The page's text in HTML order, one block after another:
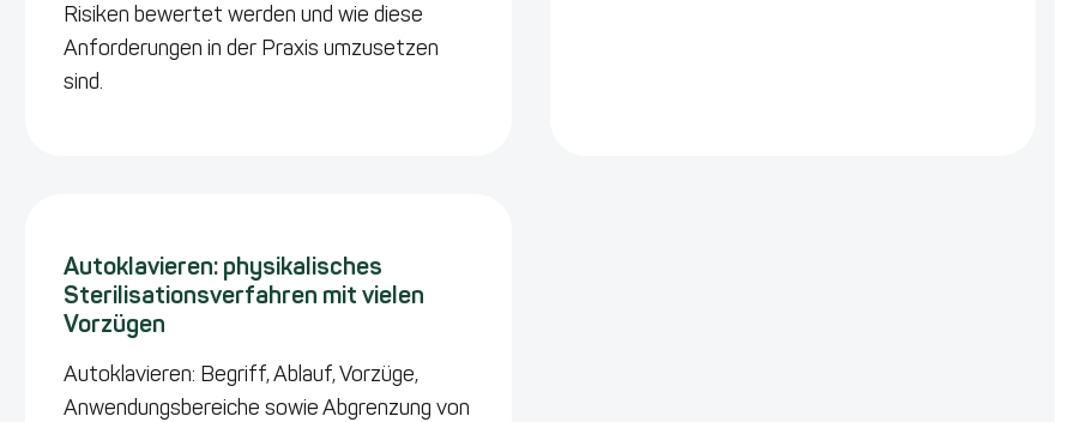
Risiken bewertet werden und wie diese
Anforderungen in der Praxis umzusetzen
sind.
Autoklavieren: physikalisches
Sterilisationsverfahren mit vielen
Vorzügen
Autoklavieren: Begriff, Ablauf, Vorzüge,
Anwendungsbereiche sowie Abgrenzung von